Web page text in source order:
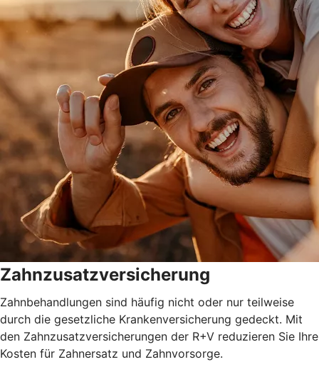
Zahnzusatzversicherung
Zahnbehandlungen sind häufig nicht oder nur teilweise
durch die gesetzliche Krankenversicherung gedeckt. Mit
den Zahnzusatzversicherungen der R+V reduzieren Sie Ihre
Kosten für Zahnersatz und Zahnvorsorge.